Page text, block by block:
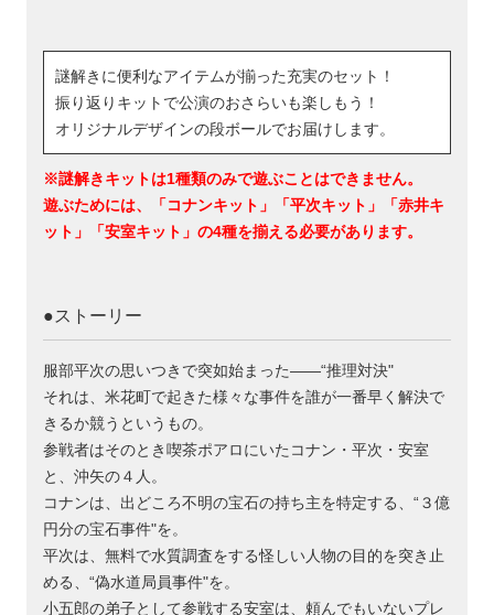
謎解きに便利なアイテムが揃った充実のセット！
振り返りキットで公演のおさらいも楽しもう！
オリジナルデザインの段ボールでお届けします。
※謎解きキットは1種類のみで遊ぶことはできません。
遊ぶためには、「コナンキット」「平次キット」「赤井キ
ット」「安室キット」の4種を揃える必要があります。
●ストーリー
服部平次の思いつきで突如始まった——“推理対決"
それは、米花町で起きた様々な事件を誰が一番早く解決で
きるか競うというもの。
参戦者はそのとき喫茶ポアロにいたコナン・平次・安室
と、沖矢の４人。
コナンは、出どころ不明の宝石の持ち主を特定する、“３億
円分の宝石事件"を。
平次は、無料で水質調査をする怪しい人物の目的を突き止
める、“偽水道局員事件"を。
小五郎の弟子として参戦する安室は、頼んでもいないプレ